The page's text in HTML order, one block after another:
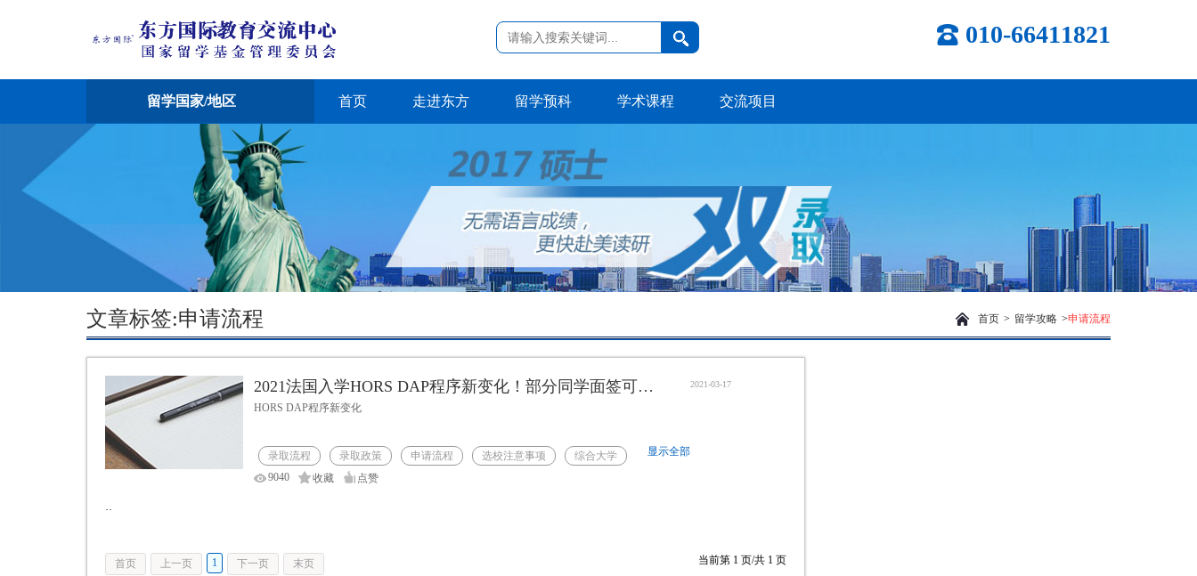
010-66411821
留学国家/地区 首页 走进东方 留学预科 学术课程 交流项目
文章标签:申请流程 首页 > 留学攻略 >申请流程
2021法国入学HORS DAP程序新变化！部分同学面签可豁免！ 2021-03-17
HORS DAP程序新变化
录取流程 录取政策 申请流程 选校注意事项 综合大学 显示全部
9040 收藏 点赞
··
末页
下一页
1
上一页
首页 当前第 1 页/共 1 页